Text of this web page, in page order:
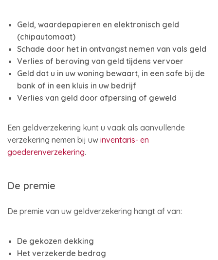
Geld, waardepapieren en elektronisch geld
(chipautomaat)
Schade door het in ontvangst nemen van vals geld
Verlies of beroving van geld tijdens vervoer
Geld dat u in uw woning bewaart, in een safe bij de
bank of in een kluis in uw bedrijf
Verlies van geld door afpersing of geweld
Een geldverzekering kunt u vaak als aanvullende
verzekering nemen bij uw inventaris- en
goederenverzekering.
De premie
De premie van uw geldverzekering hangt af van:
De gekozen dekking
Het verzekerde bedrag